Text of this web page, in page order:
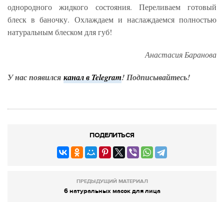
однородного жидкого состояния. Переливаем готовый
блеск в баночку. Охлаждаем и наслаждаемся полностью
натуральным блеском для губ!
Анастасия Баранова
У нас появился канал в Telegram! Подписывайтесь!
ПОДЕЛИТЬСЯ
ПРЕДЫДУЩИЙ МАТЕРИАЛ
6 натуральных масок для лица